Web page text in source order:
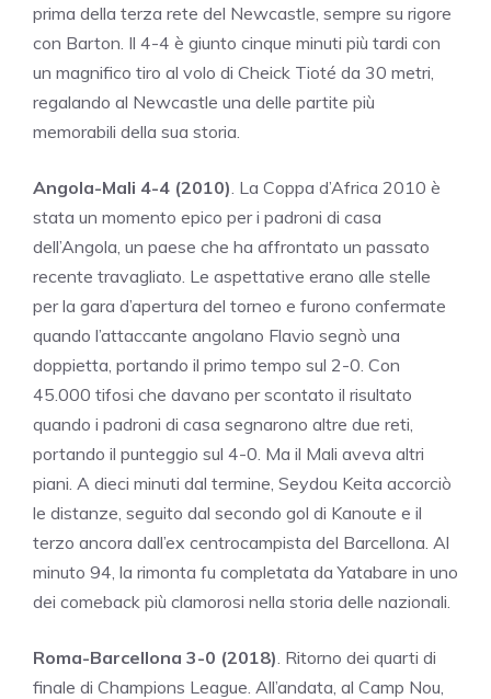
prima della terza rete del Newcastle, sempre su rigore
con Barton. Il 4-4 è giunto cinque minuti più tardi con
un magnifico tiro al volo di Cheick Tioté da 30 metri,
regalando al Newcastle una delle partite più
memorabili della sua storia.
Angola-Mali 4-4 (2010) . La Coppa d’Africa 2010 è
stata un momento epico per i padroni di casa
dell’Angola, un paese che ha affrontato un passato
recente travagliato. Le aspettative erano alle stelle
per la gara d’apertura del torneo e furono confermate
quando l’attaccante angolano Flavio segnò una
doppietta, portando il primo tempo sul 2-0. Con
45.000 tifosi che davano per scontato il risultato
quando i padroni di casa segnarono altre due reti,
portando il punteggio sul 4-0. Ma il Mali aveva altri
piani. A dieci minuti dal termine, Seydou Keita accorciò
le distanze, seguito dal secondo gol di Kanoute e il
terzo ancora dall’ex centrocampista del Barcellona. Al
minuto 94, la rimonta fu completata da Yatabare in uno
dei comeback più clamorosi nella storia delle nazionali.
Roma-Barcellona 3-0 (2018) . Ritorno dei quarti di
finale di Champions League. All’andata, al Camp Nou,